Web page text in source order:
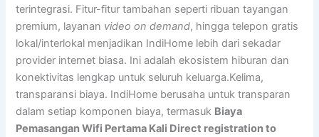
terintegrasi. Fitur-fitur tambahan seperti ribuan tayangan
premium, layanan video on demand, hingga telepon gratis
lokal/interlokal menjadikan IndiHome lebih dari sekadar
provider internet biasa. Ini adalah ekosistem hiburan dan
konektivitas lengkap untuk seluruh keluarga.Kelima,
transparansi biaya. IndiHome berusaha untuk transparan
dalam setiap komponen biaya, termasuk Biaya
Pemasangan Wifi Pertama Kali Direct registration to